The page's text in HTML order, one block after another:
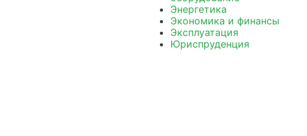
Энергетика
Экономика и финансы
Эксплуатация
Юриспруденция